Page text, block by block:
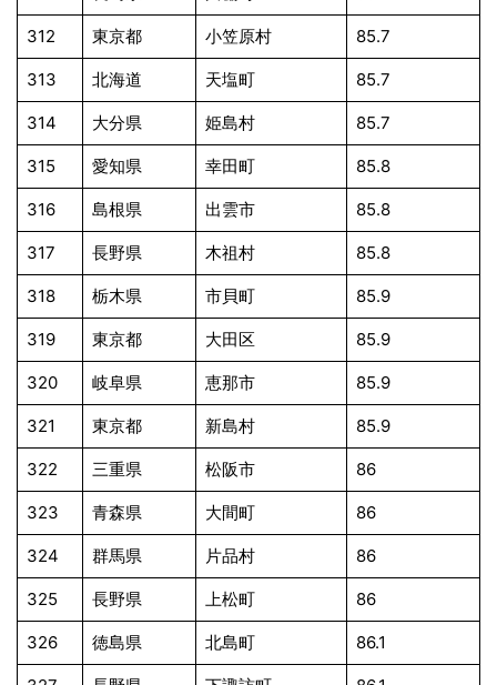
312 東京都 小笠原村 85.7
313 北海道 天塩町 85.7
314 大分県 姫島村 85.7
315 愛知県 幸田町 85.8
316 島根県 出雲市 85.8
317 長野県 木祖村 85.8
318 栃木県 市貝町 85.9
319 東京都 大田区 85.9
320 岐阜県 恵那市 85.9
321 東京都 新島村 85.9
322 三重県 松阪市 86
323 青森県 大間町 86
324 群馬県 片品村 86
325 長野県 上松町 86
326 徳島県 北島町 86.1